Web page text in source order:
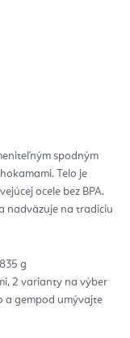
spodným
Telo je
ocele bez BPA.
nadväzuje na tradíciu
g
2 varianty na výber
a gempod umývajte